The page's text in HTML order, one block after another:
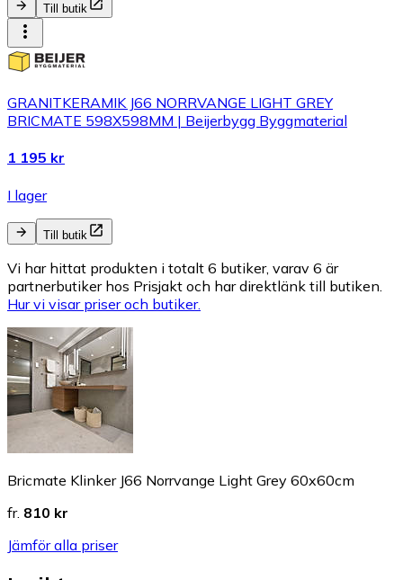
Till butik
GRANITKERAMIK J66 NORRVANGE LIGHT GREY
BRICMATE 598X598MM | Beijerbygg Byggmaterial
1 195 kr
I lager
Till butik
Vi har hittat produkten i totalt 6 butiker, varav 6 är
partnerbutiker hos Prisjakt och har direktlänk till butiken.
Hur vi visar priser och butiker.
Bricmate Klinker J66 Norrvange Light Grey 60x60cm
fr. 810 kr
Jämför alla priser